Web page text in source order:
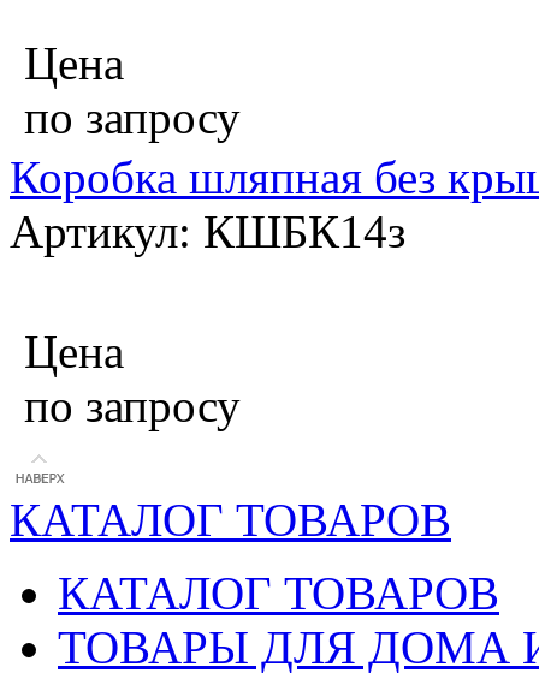
Цена
по запросу
Коробка шляпная без
Артикул: КШБК14з
Цена
по запросу
КАТАЛОГ ТОВАРОВ
КАТАЛОГ ТОВАРОВ
ТОВАРЫ ДЛЯ ДОМА